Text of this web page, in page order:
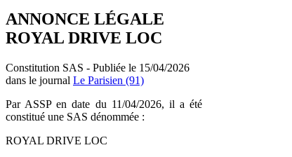
ANNONCE LÉGALE
ROYAL DRIVE LOC
Constitution SAS - Publiée le 15/04/2026
dans le journal Le Parisien (91)
Par ASSP en date du 11/04/2026, il a été
constitué une SAS dénommée :
ROYAL DRIVE LOC